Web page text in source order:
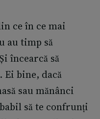
ce în ce mai
au timp să
încearcă să
Ei bine, dacă
sau mănânci
să te confrunți